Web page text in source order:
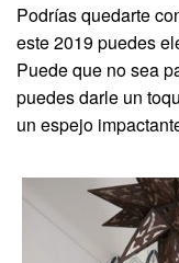
Podrías quedarte
este 2019 puedes
Puede que no sea
puedes darle un
un espejo